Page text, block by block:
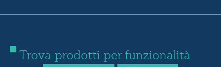
Trova prodotti per funzionalità